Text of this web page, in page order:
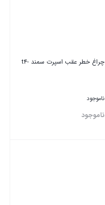
چراغ خطر عقب اسپرت سمند -t4
ناموجود
ناموجود